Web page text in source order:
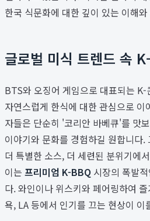
한국 식문화에 대한 깊이 있는 이해
글로벌 미식 트렌드 속
BTS와 오징어 게임으로 대표되는
자연스럽게 한식에 대한 관심으로 이
자들은 단순히 '코리안 바베큐'를 맛
이야기와 문화를 경험하길 원합니다
더 특별한 소스, 더 세련된 분위기에
이는 프리미엄 K-BBQ 시장의 폭발
다. 와인이나 위스키와 페어링하여
욕, LA 등에서 인기를 끄는 현상이 이